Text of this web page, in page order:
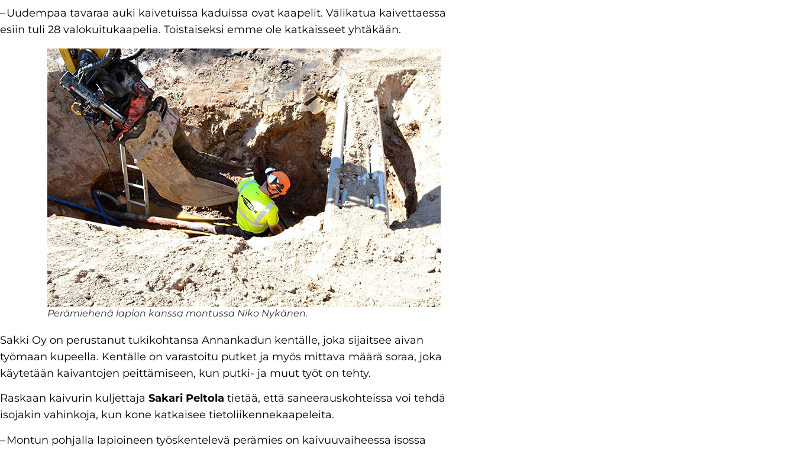
– Uudempaa tavaraa auki kaivetuissa kaduissa ovat kaapelit. Välikatua kaivettaessa
esiin tuli 28 valokuitukaapelia. Toistaiseksi emme ole katkaisseet yhtäkään.
Perämiehenä lapion kanssa montussa Niko Nykänen.
Sakki Oy on perustanut tukikohtansa Annankadun kentälle, joka sijaitsee aivan
työmaan kupeella. Kentälle on varastoitu putket ja myös mittava määrä soraa, joka
käytetään kaivantojen peittämiseen, kun putki- ja muut työt on tehty.
Raskaan kaivurin kuljettaja Sakari Peltola tietää, että saneerauskohteissa voi tehdä
isojakin vahinkoja, kun kone katkaisee tietoliikennekaapeleita.
– Montun pohjalla lapioineen työskentelevä perämies on kaivuuvaiheessa isossa